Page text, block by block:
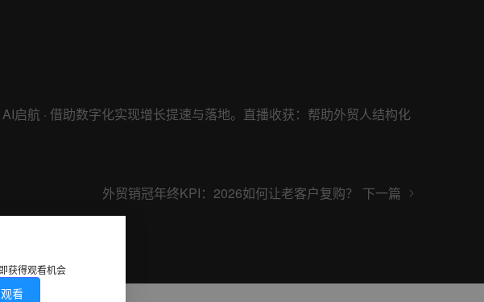
启航 · 借助数字化实现增长提速与落地。直播收获：帮助外贸人结构化
外贸销冠年终KPI：2026如何让老客户复购？ 下一篇
获得观看机会
看